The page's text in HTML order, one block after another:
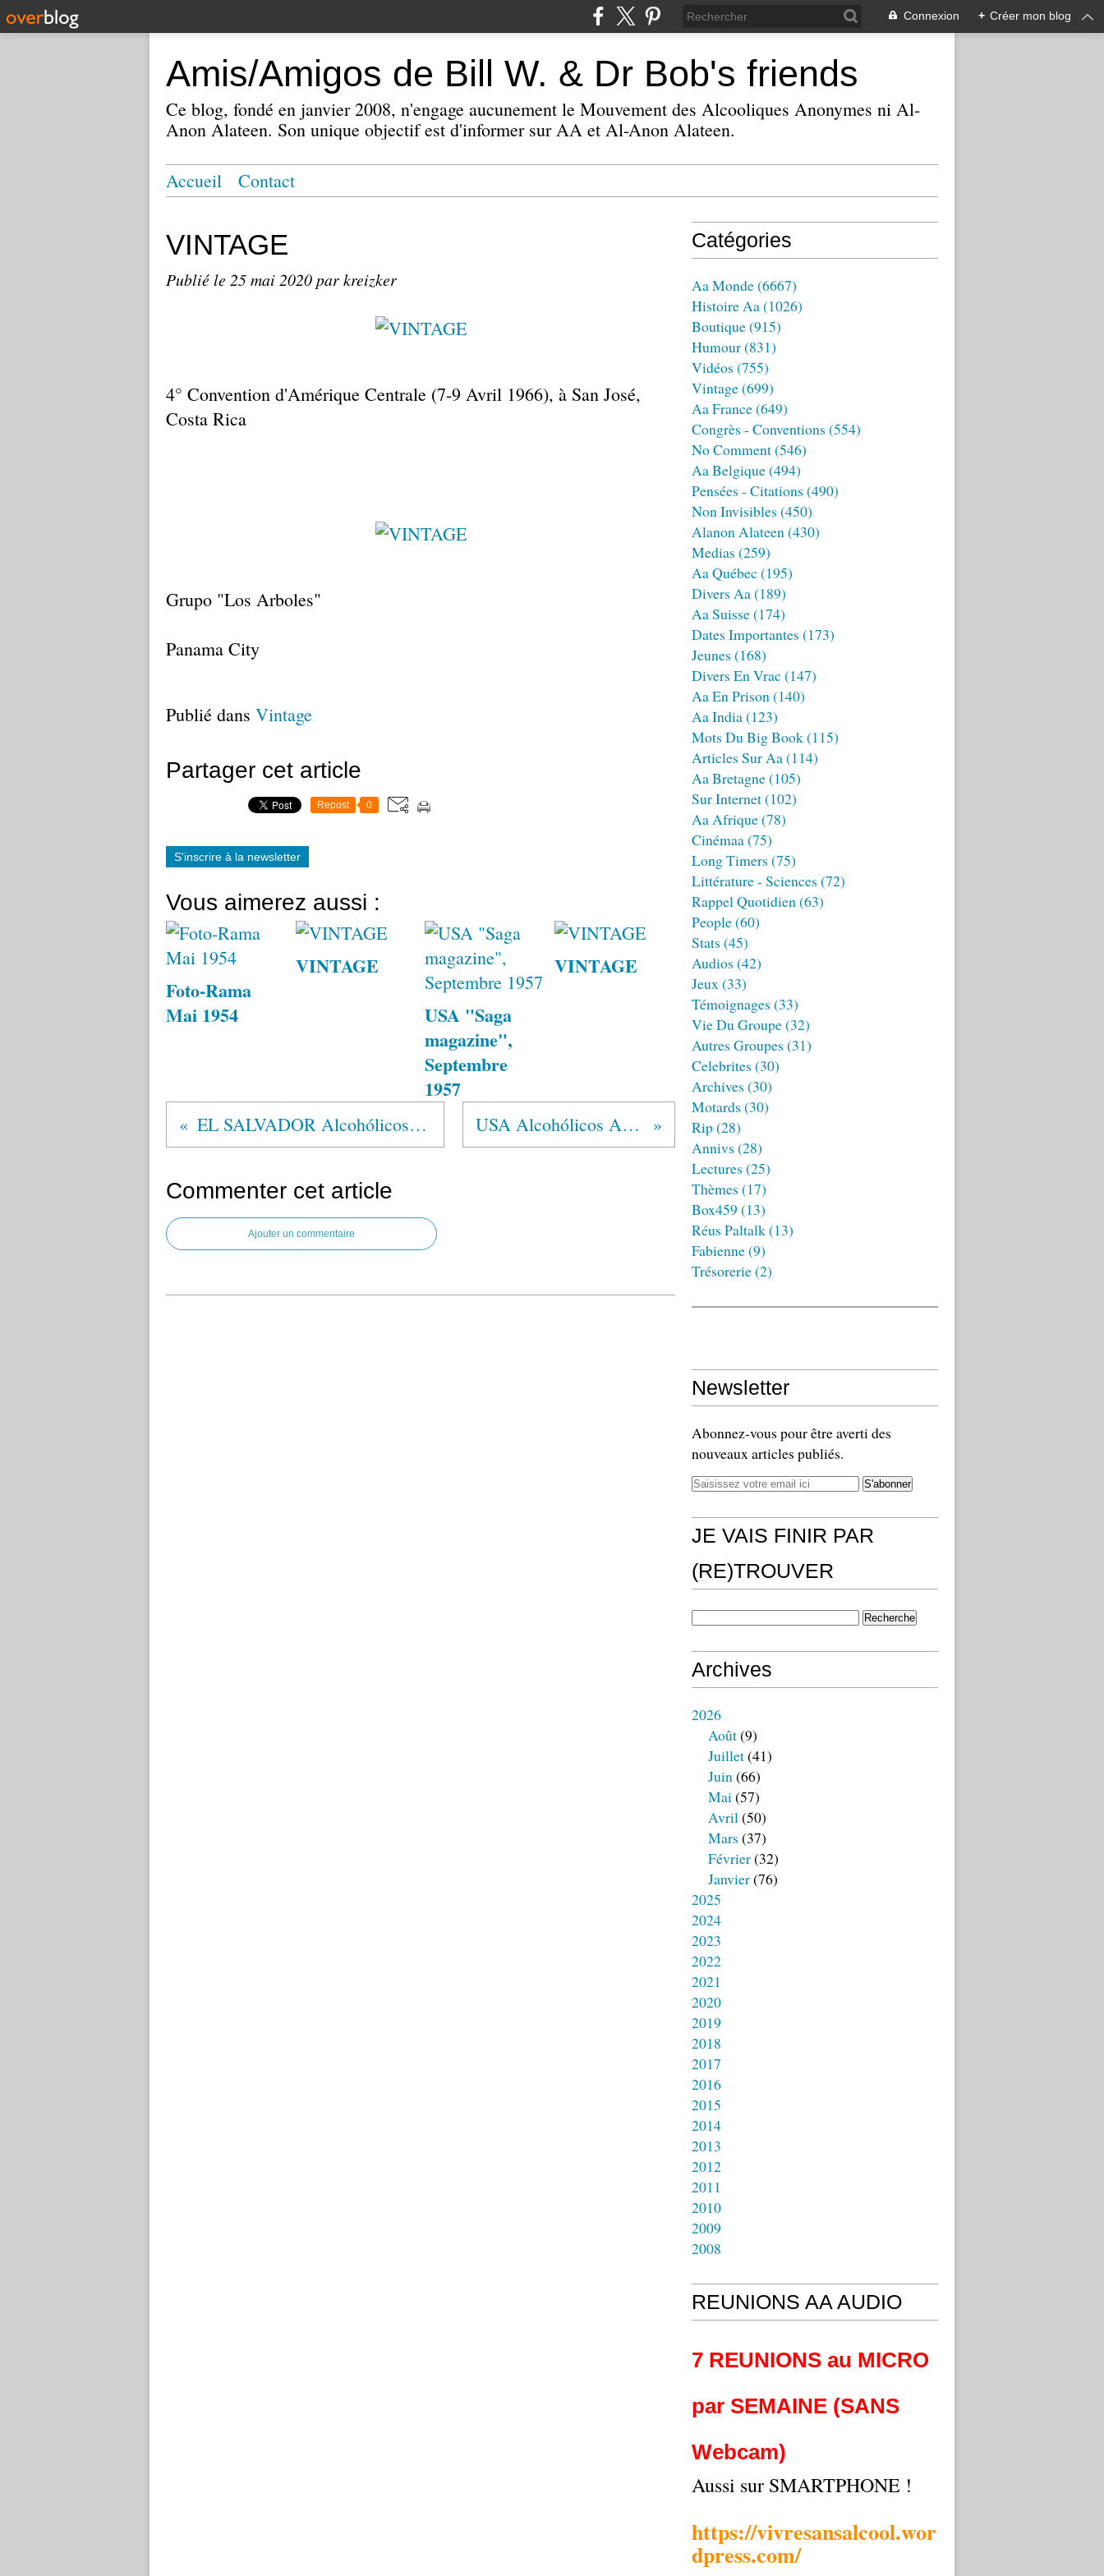
Connexion + Créer mon blog
Amis/Amigos de Bill W. & Dr Bob's friends
Ce blog, fondé en janvier 2008, n'engage aucunement le Mouvement des Alcooliques Anonymes ni Al-
Anon Alateen. Son unique objectif est d'informer sur AA et Al-Anon Alateen.
Accueil Contact
VINTAGE
Publié le 25 mai 2020par kreizker
4° Convention d'Amérique Centrale (7-9 Avril 1966), à San José,
Costa Rica
Grupo "Los Arboles"
Panama City
Publié dans Vintage
Partager cet article
Repost 0
S'inscrire à la newsletter
Vous aimerez aussi :
Foto-Rama
Mai 1954
VINTAGE
USA "Saga
magazine",
Septembre
1957
VINTAGE
EL SALVADOR Alcohólicos Anónimos® USA Alcohólicos Anónimos®
Commenter cet article
Ajouter un commentaire
Catégories
Aa Monde(6667)
Histoire Aa(1026)
Boutique(915)
Humour(831)
Vidéos (755)
Vintage(699)
Aa France(649)
Congrès - Conventions (554)
No Comment(546)
Aa Belgique(494)
Pensées - Citations (490)
Non Invisibles (450)
Alanon Alateen(430)
Medias (259)
Aa Québec (195)
Divers Aa(189)
Aa Suisse(174)
Dates Importantes (173)
Jeunes (168)
Divers En Vrac (147)
Aa En Prison(140)
Aa India(123)
Mots Du Big Book(115)
Articles Sur Aa(114)
Aa Bretagne(105)
Sur Internet(102)
Aa Afrique(78)
Cinémaa(75)
Long Timers (75)
Littérature - Sciences (72)
Rappel Quotidien(63)
People(60)
Stats (45)
Audios (42)
Jeux(33)
Témoignages (33)
Vie Du Groupe(32)
Autres Groupes (31)
Celebrites (30)
Archives (30)
Motards (30)
Rip(28)
Annivs (28)
Lectures (25)
Thèmes (17)
Box459 (13)
Réus Paltalk(13)
Fabienne(9)
Trésorerie(2)
Newsletter
Abonnez-vous pour être averti des
nouveaux articles publiés.
JE VAIS FINIR PAR
(RE)TROUVER
Archives
2026
Août(9)
Juillet(41)
Juin(66)
Mai(57)
Avril(50)
Mars (37)
Février(32)
Janvier(76)
2025
2024
2023
2022
2021
2020
2019
2018
2017
2016
2015
2014
2013
2012
2011
2010
2009
2008
REUNIONS AA AUDIO
7 REUNIONS au MICRO
par SEMAINE (SANS
Webcam)
Aussi sur SMARTPHONE !
https://vivresansalcool.wor
dpress.com/